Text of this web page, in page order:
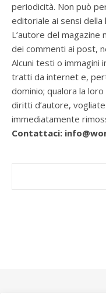
periodicità. Non può
editoriale ai sensi della
L’autore del
dei commenti ai post,
Alcuni testi o immagini
tratti da internet e,
dominio; qualora la
diritti d’autore,
immediatamente
Contattaci: